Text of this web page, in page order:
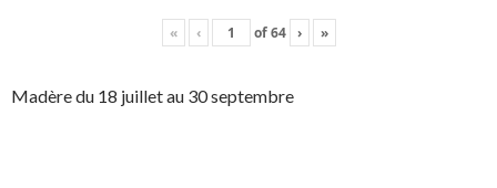
« ‹ of64 › »
Madère du 18 juillet au 30 septembre